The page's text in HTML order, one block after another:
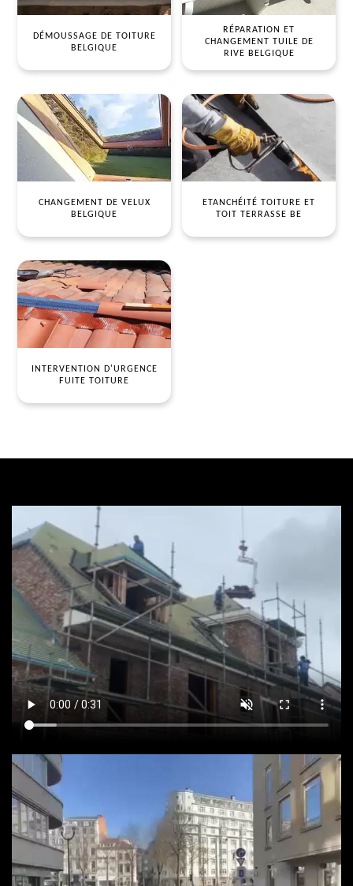
DÉMOUSSAGE DE TOITURE
BELGIQUE
RÉPARATION ET
CHANGEMENT TUILE DE
RIVE BELGIQUE
CHANGEMENT DE VELUX
BELGIQUE
ETANCHÉITÉ TOITURE ET
TOIT TERRASSE BE
INTERVENTION D'URGENCE
FUITE TOITURE